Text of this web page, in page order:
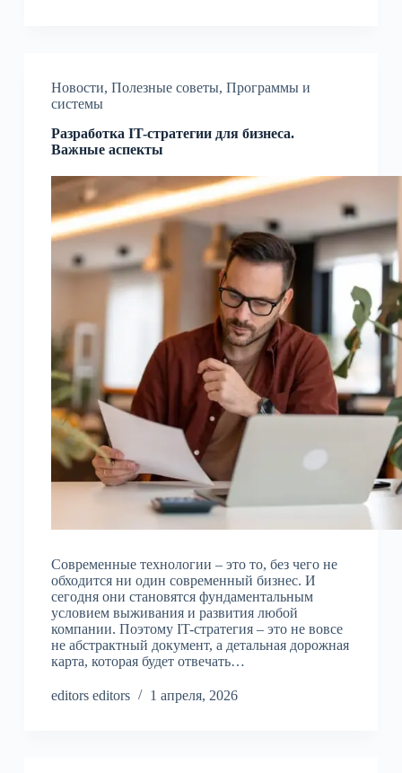
Новости, Полезные советы, Программы и
системы
Разработка IT-стратегии для бизнеса.
Важные аспекты
Современные технологии – это то, без чего не
обходится ни один современный бизнес. И
сегодня они становятся фундаментальным
условием выживания и развития любой
компании. Поэтому IT-стратегия – это не вовсе
не абстрактный документ, а детальная дорожная
карта, которая будет отвечать…
editors editors 1 апреля, 2026